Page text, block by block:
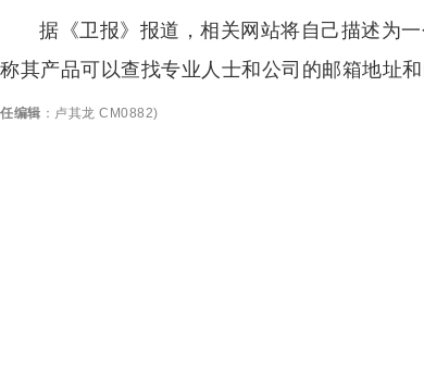
据《卫报》报道，相关网站将自己描述为
称其产品可以查找专业人士和公司的邮箱地址
任编辑 ： 卢其龙 CM0882)